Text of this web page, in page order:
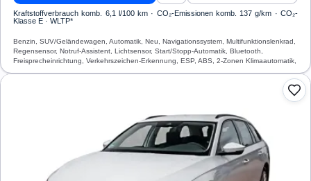
Kraftstoffverbrauch komb. 6,1 l/100 km · CO₂-Emissionen komb. 137 g/km · CO₂-
Klasse E · WLTP*
Benzin, SUV/Geländewagen, Automatik, Neu, Navigationssystem, Multifunktionslenkrad,
Regensensor, Notruf-Assistent, Lichtsensor, Start/Stopp-Automatik, Bluetooth,
Freisprecheinrichtung, Verkehrszeichen-Erkennung, ESP, ABS, 2-Zonen Klimaautomatik,